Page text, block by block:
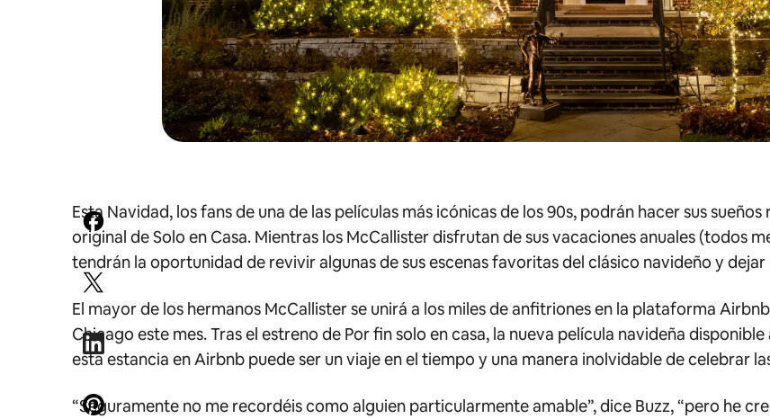
Esta Navidad, los fans de una de las películas más icónicas de los 90s, podrán hacer sus
original de Solo en Casa. Mientras los McCallister disfrutan de sus vacaciones anuales (todos
tendrán la oportunidad de revivir algunas de sus escenas favoritas del clásico navideño y
El mayor de los hermanos McCallister se unirá a los miles de anfitriones en la plataforma
Chicago este mes. Tras el estreno de Por fin solo en casa, la nueva película navideña
esta estancia en Airbnb puede ser un viaje en el tiempo y una manera inolvidable de celebrar
“Seguramente no me recordéis como alguien particularmente amable”, dice Buzz, “pero he